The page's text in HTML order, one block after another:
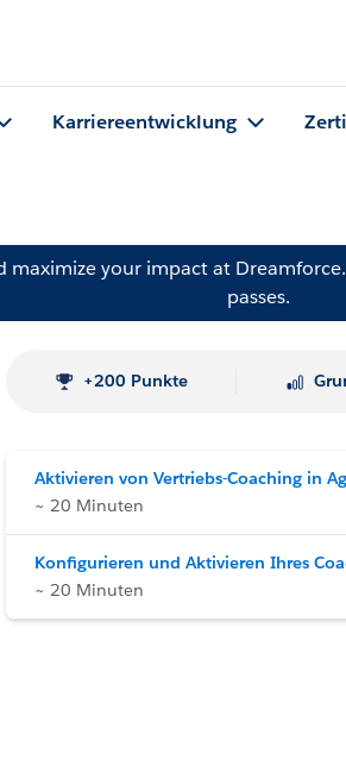
Karriereentwicklung
maximize your impact at Dreamforce.
passes.
+200 Punkte
Aktivieren von Vertriebs-Coaching in
~ 20 Minuten
Konfigurieren und Aktivieren Ihres
~ 20 Minuten